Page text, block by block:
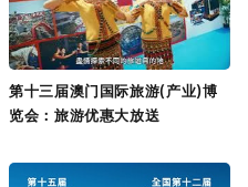
第十三届澳门国际旅游(产业)博
览会：旅游优惠大放送